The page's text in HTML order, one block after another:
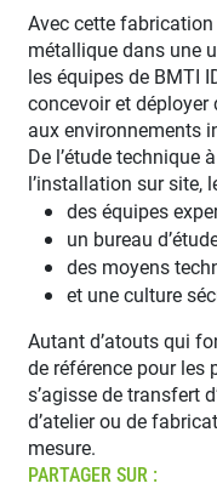
Avec cette
métallique dans une
les équipes de BMTI
concevoir et
aux environnements
De l’étude technique
l’installation sur site,
des équipes
un bureau
des moyens
et une culture
Autant d’atouts qui
de référence pour les
s’agisse de transfert
d’atelier ou de
mesure.
PARTAGER SUR :